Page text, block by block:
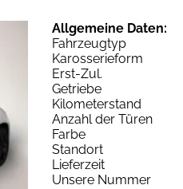
Allgemeine Daten:
Fahrzeugtyp
Karosserieform
Erst-Zul.
Getriebe
Kilometerstand
Anzahl der Türen
Farbe
Standort
Lieferzeit
Unsere Nummer